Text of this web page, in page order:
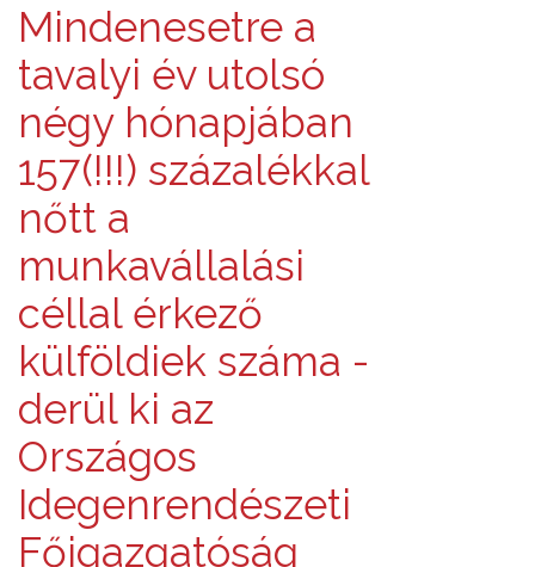
Mindenesetre a
tavalyi év utolsó
négy hónapjában
157(!!!) százalékkal
nőtt a
munkavállalási
céllal érkező
külföldiek száma -
derül ki az
Országos
Idegenrendészeti
Főigazgatóság